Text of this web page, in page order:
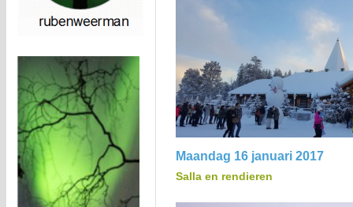
Maandag 16 januari 2017
Salla en rendieren